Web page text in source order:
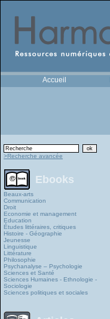
Accueil
>Recherche avancée
Ebooks
Beaux-arts
Communication
Droit
Economie et management
Education
Études littéraires, critiques
Histoire - Géographie
Jeunesse
Linguistique
Littérature
Philosophie
Psychanalyse – Psychologie
Sciences et Santé
Sciences Humaines - Ethnologie -
Sociologie
Sciences politiques et sociales